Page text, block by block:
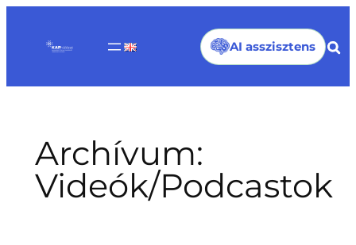
tartalomhoz
AI asszisztens
Archívum:
Videók/Podcastok